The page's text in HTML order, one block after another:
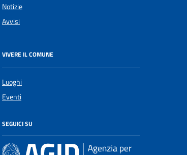
Notizie
Avvisi
VIVERE IL COMUNE
Luoghi
Eventi
SEGUICI SU